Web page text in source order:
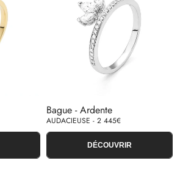
Bague - Ardente
AUDACIEUSE - 2 445€
DÉCOUVRIR